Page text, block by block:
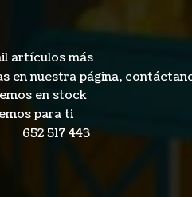
artículos más
en nuestra página,
en stock
para ti
652 517 443